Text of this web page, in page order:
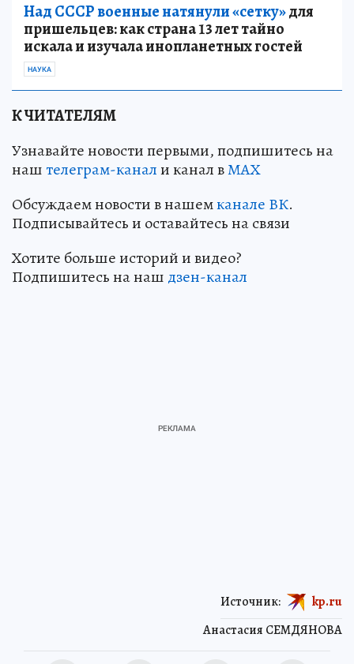
Над СССР военные натянули «сетку»для
пришельцев: как страна 13 лет тайно
искала и изучала инопланетных гостей
НАУКА
К ЧИТАТЕЛЯМ
Узнавайте новости первыми, подпишитесь на
наштелеграм-канали канал вМАХ
Обсуждаем новости в нашемканале ВК.
Подписывайтесь и оставайтесь на связи
Хотите больше историй и видео?
Подпишитесь на наш дзен-канал
Анастасия СЕМДЯНОВА
Источник: kp.ru